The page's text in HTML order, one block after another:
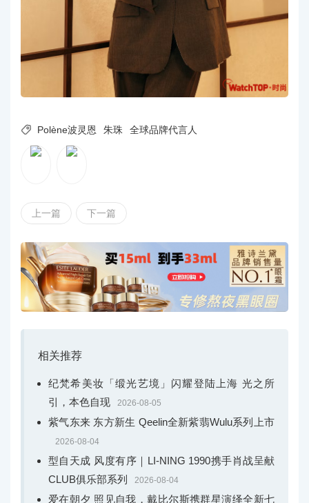
 Polène波灵恩 朱珠 全球品牌代言人
上一篇 下一篇
相关推荐
纪梵希美妆「缎光艺境」闪耀登陆上海 光之所
引，本色自现
2026-08-05
紫气东来 东方新生 Qeelin全新紫翡Wulu系列上市
2026-08-04
型自天成 风度有序｜LI-NING 1990携手肖战呈献
CLUB俱乐部系列
2026-08-04
爱在朝夕 照见自我，戴比尔斯携群星演绎全新七